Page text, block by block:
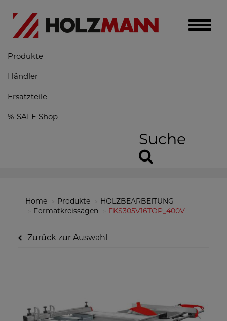
Toggle
Produkte
Händler
Ersatzteile
%-SALE Shop
Suche
Home Produkte
HOLZBEARBEITUNG
Formatkreissägen
FKS305V16TOP_400V
Zurück zur Auswahl